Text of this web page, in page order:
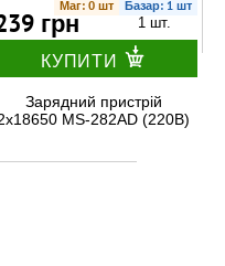
Маг: 0 шт Базар: 1 шт
грн 1 шт.
КУПИТИ
Зарядний пристрій
MS-282AD (220В)